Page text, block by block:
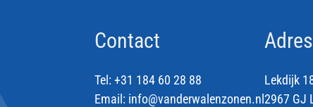
Contact
Tel:+31 184 60 28 88
Email: info@vanderwalenzonen.nl
Adres
Lekdijk
2967 GJ